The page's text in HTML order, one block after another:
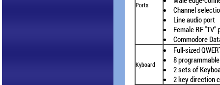
Ports
Channel
Line audio port
Female RF "TV"
Commodore
Kyboard
Full-sized
8
2 sets of
2 key direction